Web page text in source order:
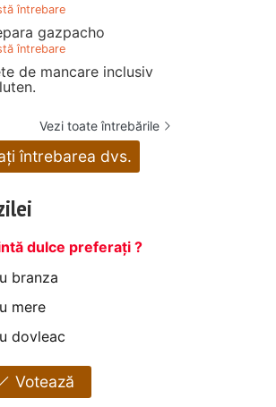
Blt chicken
salad(salata cu
piept de pui)
întrebare
gazpacho
întrebare
de mancare inclusiv
Vezi toate întrebările
întrebarea dvs.
dulce preferați ?
branza
mere
dovleac
Votează